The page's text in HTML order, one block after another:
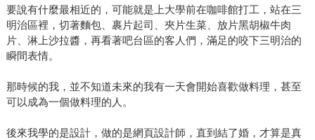
要說有什麼最相近的，可能就是上大學前在咖啡館打工，站在三
明治區裡，切著麵包、裹片起司、夾片生菜、放片黑胡椒牛肉
片、淋上沙拉醬，再看著吧台區的客人們，滿足的咬下三明治的
瞬間表情。
那時候的我，並不知道未來的我有一天會開始喜歡做料理，甚至
可以成為一個做料理的人。
後來我學的是設計，做的是網頁設計師，直到結了婚，才算是真